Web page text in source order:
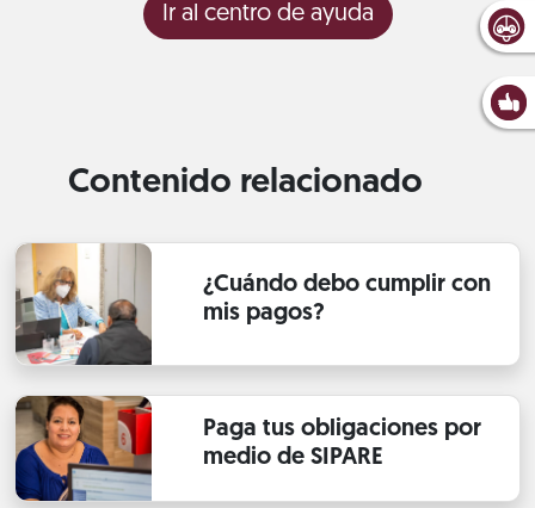
Ir al centro de ayuda
Contenido relacionado
¿Cuándo debo cumplir con
mis pagos?
Paga tus obligaciones por
medio de SIPARE